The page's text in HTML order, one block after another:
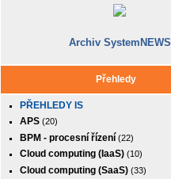
Archiv SystemNEWS
Přehledy
PŘEHLEDY IS
APS (20)
BPM - procesní řízení (22)
Cloud computing (IaaS) (10)
Cloud computing (SaaS) (33)